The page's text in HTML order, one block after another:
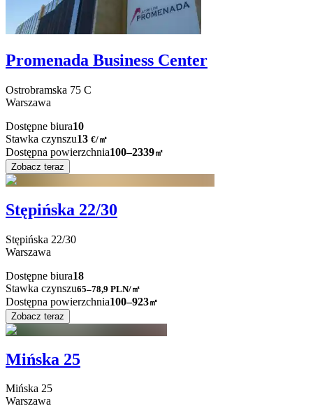
Promenada Business Center
Ostrobramska 75 C
Warszawa
Dostępne biura10
Stawka czynszu13 €/㎡
Dostępna powierzchnia100–2339㎡
Zobacz teraz
Stępińska 22/30
Stępińska 22/30
Warszawa
Dostępne biura18
Stawka czynszu65–78,9 PLN/㎡
Dostępna powierzchnia100–923㎡
Zobacz teraz
Mińska 25
Mińska 25
Warszawa